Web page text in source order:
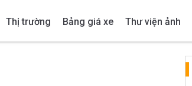
Thị trường Bảng giá xe Thư viện ảnh